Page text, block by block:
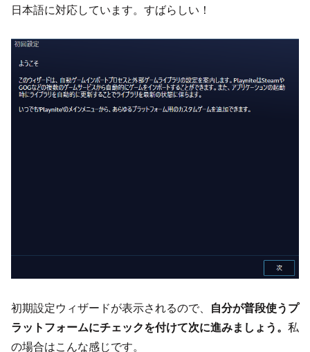
日本語に対応しています。すばらしい！
初期設定ウィザードが表示されるので、 自分が普段使うプ
ラットフォームにチェックを付けて次に進みましょう。 私
の場合はこんな感じです。